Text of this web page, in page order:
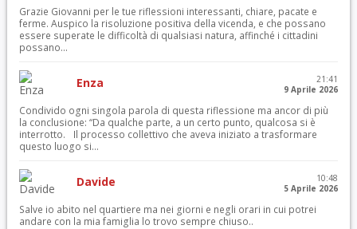
Grazie Giovanni per le tue riflessioni interessanti, chiare, pacate e
ferme. Auspico la risoluzione positiva della vicenda, e che possano
essere superate le difficoltà di qualsiasi natura, affinché i cittadini
possano...
Enza
21:41
9 Aprile 2026
Condivido ogni singola parola di questa riflessione ma ancor di più
la conclusione: “Da qualche parte, a un certo punto, qualcosa si è
interrotto. Il processo collettivo che aveva iniziato a trasformare
questo luogo si...
Davide
10:48
5 Aprile 2026
Salve io abito nel quartiere ma nei giorni e negli orari in cui potrei
andare con la mia famiglia lo trovo sempre chiuso..